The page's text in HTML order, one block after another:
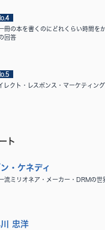
一冊の本を書くのにどれくらい時間を
回答
レクト・レスポンス・マーケティン
ト
・ケネディ
流ミリオネア・メーカー・DRMの世
忠洋